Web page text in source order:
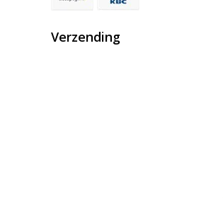
Verzending
Wasfakkels - Tuinfakkels